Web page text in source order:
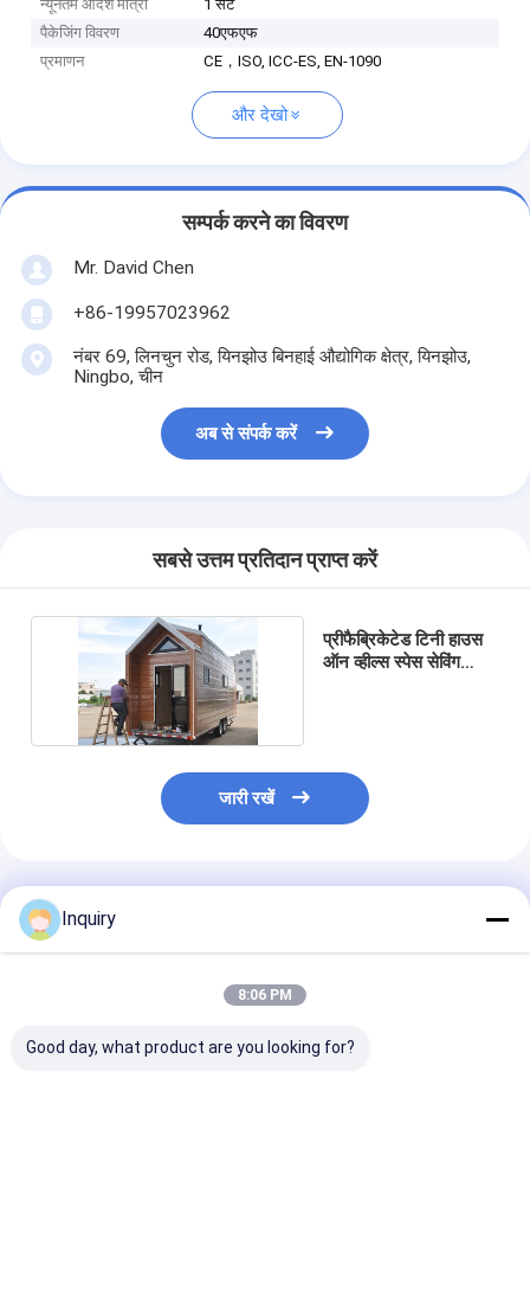
न्यूनतम आदेश मात्रा
1 सेट
पैकेजिंग विवरण
40एफएफ
प्रमाणन
CE，ISO, ICC-ES, EN-1090
और देखो
सम्पर्क करने का विवरण
Mr. David Chen
+86-19957023962
नंबर 69, लिनचुन रोड, यिनझोउ बिनहाई औद्योगिक क्षेत्र, यिनझोउ,
Ningbo, चीन
अब से संपर्क करें
सबसे उत्तम प्रतिदान प्राप्त करें
प्रीफैब्रिकेटेड टिनी हाउस
ऑन व्हील्स स्पेस सेविंग
जारी रखें
अनुशंसित उत्पाद
Inquiry
8:06 PM
Good day, what product are you looking for?